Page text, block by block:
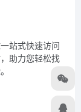
站式快速访问
助力您轻松找